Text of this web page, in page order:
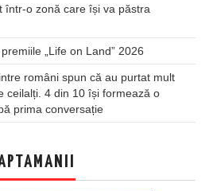
într-o zonă care își va păstra
„Life on Land” 2026
români spun că au purtat mult
ceilalți. 4 din 10 își formează o
prima conversație